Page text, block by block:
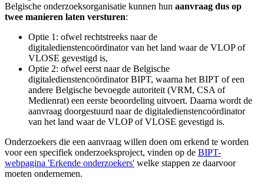
Belgische onderzoeksorganisatie kunnen hun aanvraag dus op
twee manieren laten versturen:
Optie 1: ofwel rechtstreeks naar de
digitaledienstencoördinator van het land waar de VLOP of
VLOSE gevestigd is,
Optie 2: ofwel eerst naar de Belgische
digitaledienstencoördinator BIPT, waarna het BIPT of een
andere Belgische bevoegde autoriteit (VRM, CSA of
Medienrat) een eerste beoordeling uitvoert. Daarna wordt de
aanvraag doorgestuurd naar de digitaledienstencoördinator
van het land waar de VLOP of VLOSE gevestigd is.
Onderzoekers die een aanvraag willen doen om erkend te worden
voor een specifiek onderzoeksproject, vinden op de BIPT-
webpagina 'Erkende onderzoekers' welke stappen ze daarvoor
moeten ondernemen.